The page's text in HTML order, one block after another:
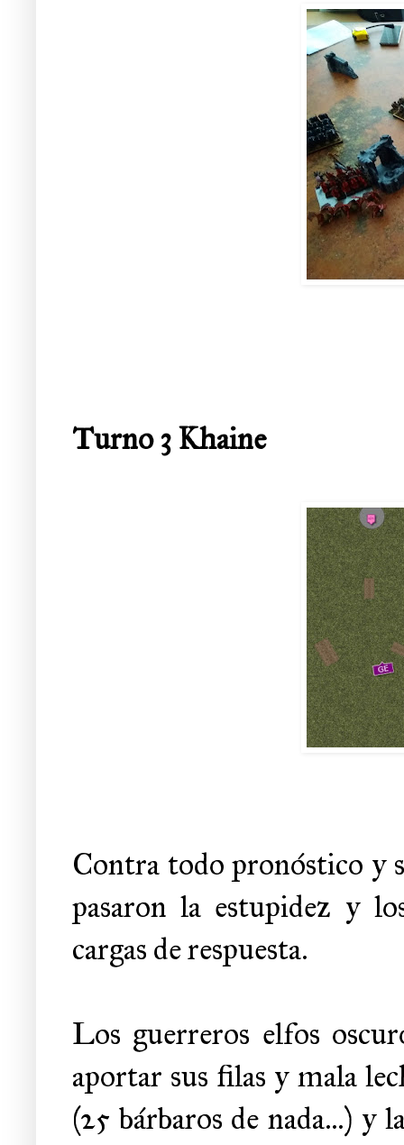
Turno 3 Khaine
Contra todo pronóstico y
pasaron la estupidez y
cargas de respuesta.
Los guerreros elfos
aportar sus filas y mala
(25 bárbaros de nada...) y